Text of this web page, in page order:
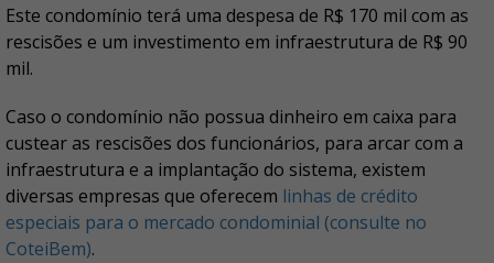
Este condomínio terá uma despesa de R$ 170 mil com as
rescisões e um investimento em infraestrutura de R$ 90
mil.
Caso o condomínio não possua dinheiro em caixa para
custear as rescisões dos funcionários, para arcar com a
infraestrutura e a implantação do sistema, existem
diversas empresas que oferecem linhas de crédito
especiais para o mercado condominial (consulte no
CoteiBem).